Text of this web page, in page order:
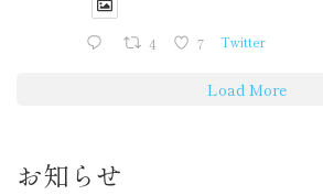
4 7 Twitter
Load More
お知らせ